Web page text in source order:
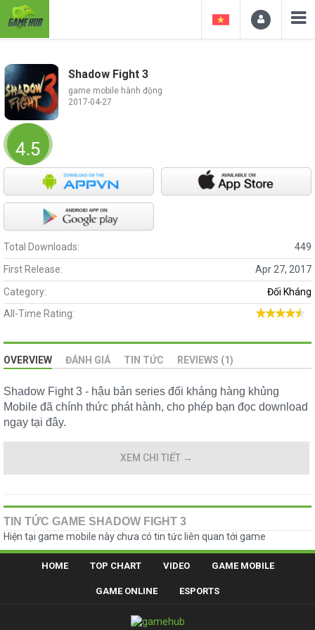
Shadow Fight 3
game mobile hành động
2017-04-27
4.5
Total Downloads:
449
First Release:
Apr 27, 2017
Category:
Đối Kháng
All-Time Rating:
OVERVIEW ĐÁNH GIÁ TIN TỨC REVIEWS (1)
Shadow Fight 3 - hậu bản series đối kháng hàng khủng
Mobile đã chính thức phát hành, cho phép bạn đọc download
ngay tại đây.
XEM CHI TIẾT →
TIN TỨC GAME SHADOW FIGHT 3
Hiện tại game mobile này chưa có tin tức liên quan tới game
HOME TOP CHART VIDEO GAME MOBILE
GAME ONLINE ESPORTS